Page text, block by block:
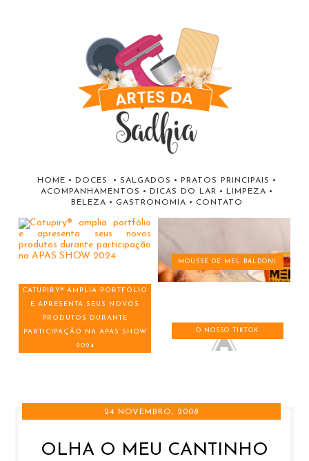
HOME • DOCES • SALGADOS • PRATOS PRINCIPAIS •
ACOMPANHAMENTOS • DICAS DO LAR • LIMPEZA •
BELEZA • GASTRONOMIA • CONTATO
CATUPIRY® AMPLIA PORTFÓLIO
E APRESENTA SEUS NOVOS
PRODUTOS DURANTE
PARTICIPAÇÃO NA APAS SHOW
2024
MOUSSE DE MEL BALDONI
O NOSSO TIKTOK
24 NOVEMBRO, 2008
OLHA O MEU CANTINHO